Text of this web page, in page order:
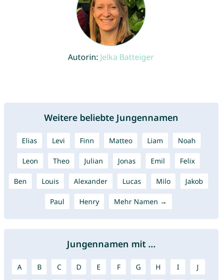
Autorin: Jelka Batteiger
Weitere beliebte Jungennamen
Elias Levi Finn Matteo Liam Noah
Leon Theo Julian Jonas Emil Felix
Ben Louis Alexander Lucas Milo Jakob
Paul Henry Mehr Namen →
Jungennamen mit ...
A B C D E F G H I J